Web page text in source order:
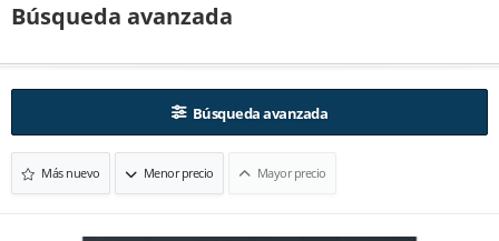
Búsqueda avanzada
Búsqueda avanzada
Más nuevo Menor precio Mayor precio